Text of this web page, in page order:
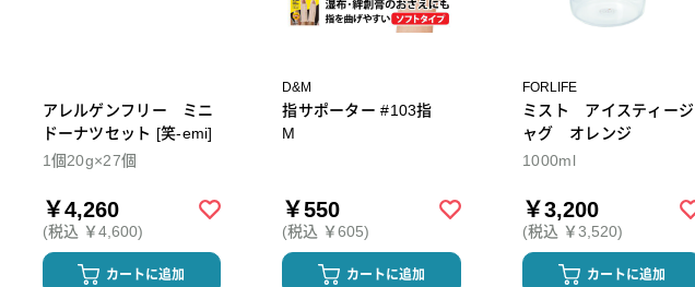
アレルゲンフリー ミニ
ドーナツセット [笑-emi]
1個20g×27個
￥4,260
(税込 ￥4,600)
カートに追加
D&M
指サポーター #103指
M
￥550
(税込 ￥605)
カートに追加
FORLIFE
ミスト アイスティージ
ャグ オレンジ
1000ml
￥3,200
(税込 ￥3,520)
カートに追加